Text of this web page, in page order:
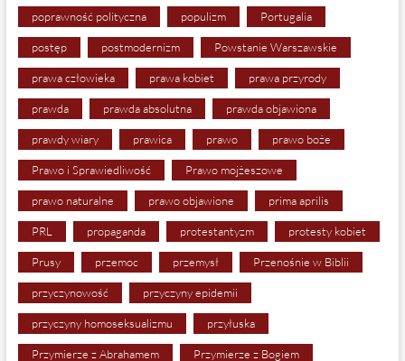
poprawność polityczna populizm Portugalia
postęp postmodernizm Powstanie Warszawskie
prawa człowieka prawa kobiet prawa przyrody
prawda prawda absolutna prawda objawiona
prawdy wiary prawica prawo prawo boże
Prawo i Sprawiedliwość Prawo mojżeszowe
prawo naturalne prawo objawione prima aprilis
PRL propaganda protestantyzm protesty kobiet
Prusy przemoc przemysł Przenośnie w Biblii
przyczynowość przyczyny epidemii
przyczyny homoseksualizmu przyłuska
Przymierze z Abrahamem Przymierze z Bogiem